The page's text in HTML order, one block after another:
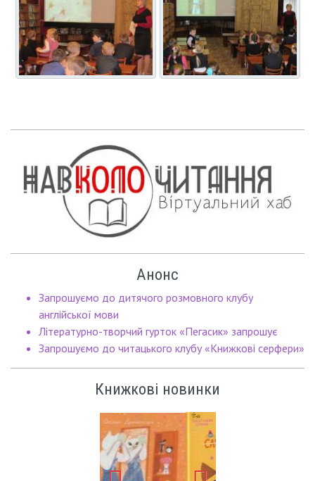
Анонс
Запрошуємо до дитячого розмовного клубу
англійської мови
Літературно-творчий гурток «Пегасик» запрошує
Запрошуємо до читацького клубу «Книжкові серфери»
Книжкові новинки